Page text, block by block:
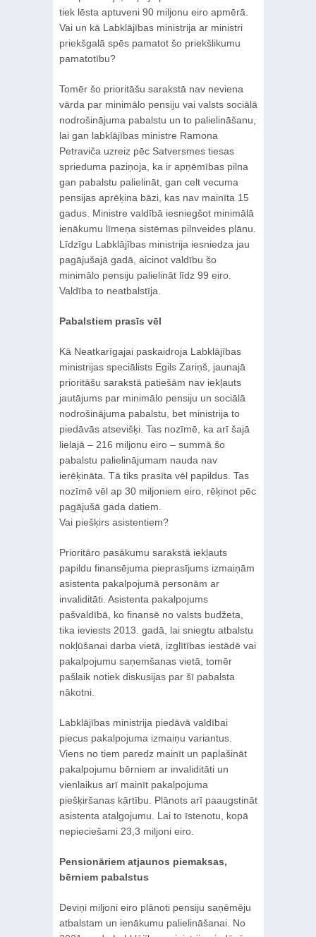
tiek lēsta aptuveni 90 miljonu eiro apmērā.
Vai un kā Labklājības ministrija ar ministri
priekšgalā spēs pamatot šo priekšlikumu
pamatotību?
Tomēr šo prioritāšu sarakstā nav neviena
vārda par minimālo pensiju vai valsts sociālā
nodrošinājuma pabalstu un to palielināšanu,
lai gan labklājības ministre Ramona
Petraviča uzreiz pēc Satversmes tiesas
sprieduma paziņoja, ka ir apņēmības pilna
gan pabalstu palielināt, gan celt vecuma
pensijas aprēķina bāzi, kas nav mainīta 15
gadus. Ministre valdībā iesniegšot minimālā
ienākumu līmeņa sistēmas pilnveides plānu.
Līdzīgu Labklājības ministrija iesniedza jau
pagājušajā gadā, aicinot valdību šo
minimālo pensiju palielināt līdz 99 eiro.
Valdība to neatbalstīja.
Pabalstiem prasīs vēl
Kā Neatkarīgajai paskaidroja Labklājības
ministrijas speciālists Egils Zariņš, jaunajā
prioritāšu sarakstā patiešām nav iekļauts
jautājums par minimālo pensiju un sociālā
nodrošinājuma pabalstu, bet ministrija to
piedāvās atsevišķi. Tas nozīmē, ka arī šajā
lielajā – 216 miljonu eiro – summā šo
pabalstu palielinājumam nauda nav
ierēķināta. Tā tiks prasīta vēl papildus. Tas
nozīmē vēl ap 30 miljoniem eiro, rēķinot pēc
pagājušā gada datiem.
Vai piešķirs asistentiem?
Prioritāro pasākumu sarakstā iekļauts
papildu finansējuma pieprasījums izmaiņām
asistenta pakalpojumā personām ar
invaliditāti. Asistenta pakalpojums
pašvaldībā, ko finansē no valsts budžeta,
tika ieviests 2013. gadā, lai sniegtu atbalstu
nokļūšanai darba vietā, izglītības iestādē vai
pakalpojumu saņemšanas vietā, tomēr
pašlaik notiek diskusijas par šī pabalsta
nākotni.
Labklājības ministrija piedāvā valdībai
piecus pakalpojuma izmaiņu variantus.
Viens no tiem paredz mainīt un paplašināt
pakalpojumu bērniem ar invaliditāti un
vienlaikus arī mainīt pakalpojuma
piešķiršanas kārtību. Plānots arī paaugstināt
asistenta atalgojumu. Lai to īstenotu, kopā
nepieciešami 23,3 miljoni eiro.
Pensionāriem atjaunos piemaksas,
bērniem pabalstus
Deviņi miljoni eiro plānoti pensiju saņēmēju
atbalstam un ienākumu palielināšanai. No